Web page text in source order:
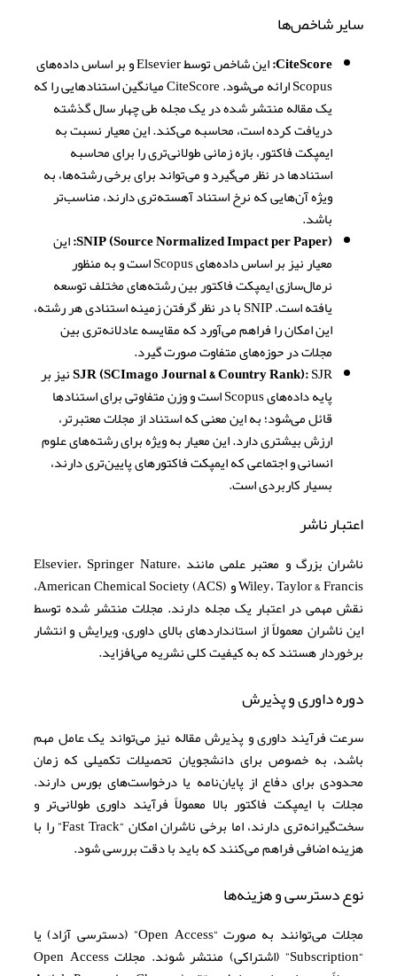
سایر شاخص‌ها
CiteScore:
این شاخص توسط Elsevier و بر اساس داده‌های
Scopus ارائه می‌شود. CiteScore میانگین استنادهایی را که
یک مقاله منتشر شده در یک مجله طی چهار سال گذشته
دریافت کرده است، محاسبه می‌کند. این معیار نسبت به
ایمپکت فاکتور، بازه زمانی طولانی‌تری را برای محاسبه
استنادها در نظر می‌گیرد و می‌تواند برای برخی رشته‌ها، به
ویژه آن‌هایی که نرخ استناد آهسته‌تری دارند، مناسب‌تر
باشد.
SNIP (Source Normalized Impact per Paper): این
معیار نیز بر اساس داده‌های Scopus است و به منظور
نرمال‌سازی ایمپکت فاکتور بین رشته‌های مختلف توسعه
یافته است. SNIP با در نظر گرفتن زمینه استنادی هر رشته،
این امکان را فراهم می‌آورد که مقایسه عادلانه‌تری بین
مجلات در حوزه‌های متفاوت صورت گیرد.
SJR (SCImago Journal & Country Rank):SJR نیز بر
پایه داده‌های Scopus است و وزن متفاوتی برای استنادها
قائل می‌شود؛ به این معنی که استناد از مجلات معتبرتر،
ارزش بیشتری دارد. این معیار به ویژه برای رشته‌های علوم
انسانی و اجتماعی که ایمپکت فاکتورهای پایین‌تری دارند،
بسیار کاربردی است.
اعتبار ناشر
ناشران بزرگ و معتبر علمی مانند Elsevier، Springer Nature،
Wiley، Taylor & Francis و American Chemical Society (ACS)،
نقش مهمی در اعتبار یک مجله دارند. مجلات منتشر شده توسط
این ناشران معمولاً از استانداردهای بالای داوری، ویرایش و انتشار
برخوردار هستند که به کیفیت کلی نشریه می‌افزاید.
دوره داوری و پذیرش
سرعت فرآیند داوری و پذیرش مقاله نیز می‌تواند یک عامل مهم
باشد، به خصوص برای دانشجویان تحصیلات تکمیلی که زمان
محدودی برای دفاع از پایان‌نامه یا درخواست‌های بورس دارند.
مجلات با ایمپکت فاکتور بالا معمولاً فرآیند داوری طولانی‌تر و
سخت‌گیرانه‌تری دارند، اما برخی ناشران امکان “Fast Track” را با
هزینه اضافی فراهم می‌کنند که باید با دقت بررسی شود.
نوع دسترسی و هزینه‌ها
مجلات می‌توانند به صورت “Open Access” (دسترسی آزاد) یا
“Subscription” (اشتراکی) منتشر شوند. مجلات Open Access